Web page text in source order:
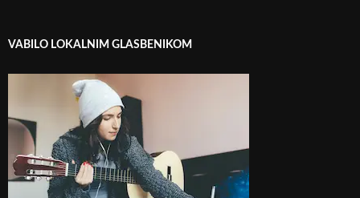
VABILO LOKALNIM GLASBENIKOM